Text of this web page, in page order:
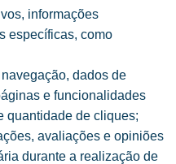
informações
específicas, como
dados de
e funcionalidades
quantidade de cliques;
avaliações e opiniões
durante a realização de